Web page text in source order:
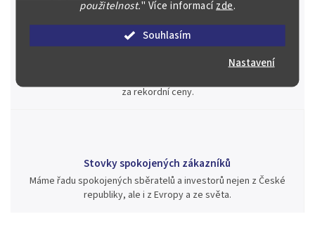
použitelnost." Více informacízde.
Souhlasím
Nastavení
Jsme zde pro Vás nepřetržitě již od roku 2000
Během té doby jsme v našich aukcích prodali významné sbírky i
za rekordní ceny.
Stovky spokojených zákazníků
Máme řadu spokojených sběratelů a investorů nejen z České
republiky, ale i z Evropy a ze světa.